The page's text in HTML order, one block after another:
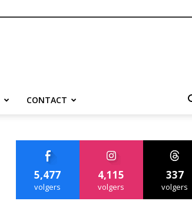
CONTACT
5,477
volgers
4,115
volgers
337
volgers